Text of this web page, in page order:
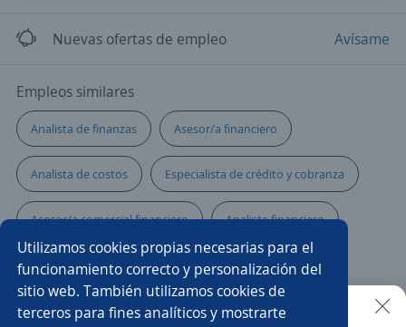
Nuevas ofertas de empleo Avísame
Empleos similares
Analista de finanzas Asesor/a financiero
Analista de costos Especialista de crédito y cobranza
Asesor/a comercial financiero Analista financiero
Analista contable Analista
Asistente/a de costos y presupuestos
Utilizamos cookies propias necesarias para el
funcionamiento correcto y personalización del
sitio web. También utilizamos cookies de
terceros para fines analíticos y mostrarte